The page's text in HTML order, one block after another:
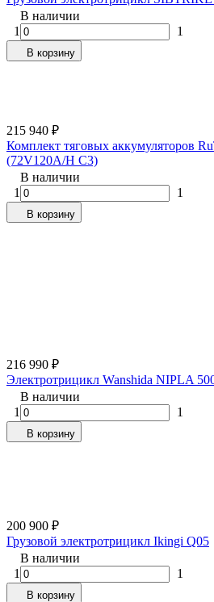
В наличии
1
1
В корзину
215 940 ₽
Комплект тяговых аккумуляторов
(72V120A/H C3)
В наличии
1
1
В корзину
216 990 ₽
Электротрицикл Wanshida NIPLA
В наличии
1
1
В корзину
200 900 ₽
Грузовой электротрицикл Ikingi Q05
В наличии
1
1
В корзину